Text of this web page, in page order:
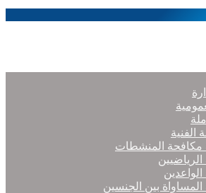
الفنية
مكافحة المنشطات
الرياضيين
الواعدين
المساواة بين الجنسين